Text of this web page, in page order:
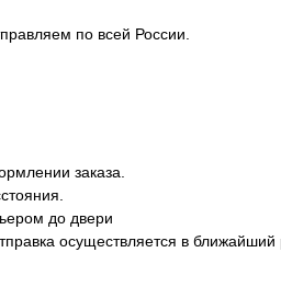
по всей России.
заказа.
до двери
осуществляется в ближайший